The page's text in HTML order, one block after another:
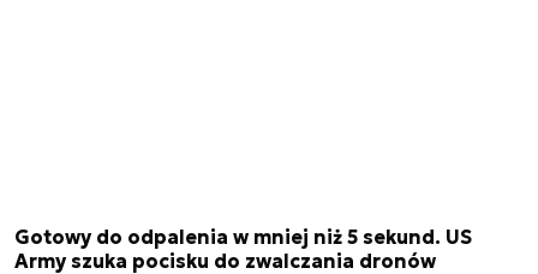
Gotowy do odpalenia w mniej niż 5 sekund. US
Army szuka pocisku do zwalczania dronów